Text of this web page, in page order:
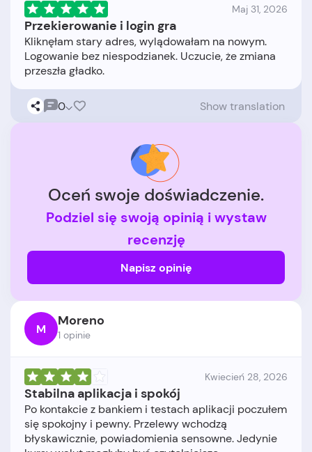
Maj 31, 2026
Przekierowanie i login gra
Kliknęłam stary adres, wylądowałam na nowym.
Logowanie bez niespodzianek. Uczucie, że zmiana
0 Show translation
Oceń swoje doświadczenie.
Podziel się swoją opinią i wystaw
recenzję
Napisz opinię
M Moreno
1 opinie
Kwiecień 28, 2026
Stabilna aplikacja i spokój
Po kontakcie z bankiem i testach aplikacji poczułem
się spokojny i pewny. Przelewy wchodzą
błyskawicznie, powiadomienia sensowne. Jedynie